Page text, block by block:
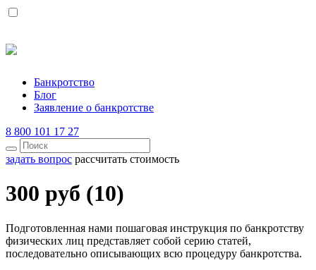
Банкротство
Блог
Заявление о банкротстве
8 800 101 17 27
задать вопрос рассчитать стоимость
300 руб (10)
Подготовленная нами пошаговая инструкция по банкротству
физических лиц представляет собой серию статей,
последовательно описывающих всю процедуру банкротства.